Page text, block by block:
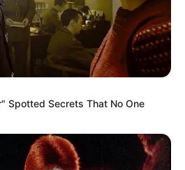
Better Sit Down Before You
Spotted Secrets That No One